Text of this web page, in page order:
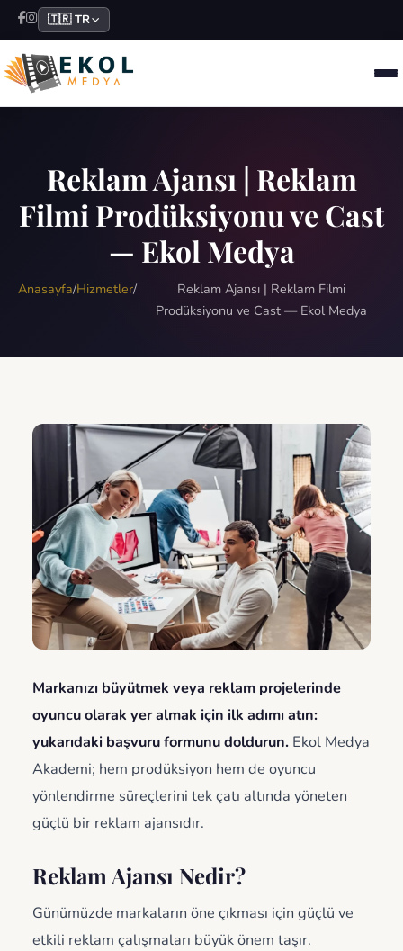
🇹🇷 TR
Reklam Ajansı | Reklam
Filmi Prodüksiyonu ve Cast
— Ekol Medya
Anasayfa/Hizmetler/
Reklam Ajansı | Reklam Filmi
Prodüksiyonu ve Cast — Ekol Medya
Markanızı büyütmek veya reklam projelerinde
oyuncu olarak yer almak için ilk adımı atın:
yukarıdaki başvuru formunu doldurun. Ekol Medya
Akademi; hem prodüksiyon hem de oyuncu
yönlendirme süreçlerini tek çatı altında yöneten
güçlü bir reklam ajansıdır.
Reklam Ajansı Nedir?
Günümüzde markaların öne çıkması için güçlü ve
etkili reklam çalışmaları büyük önem taşır.